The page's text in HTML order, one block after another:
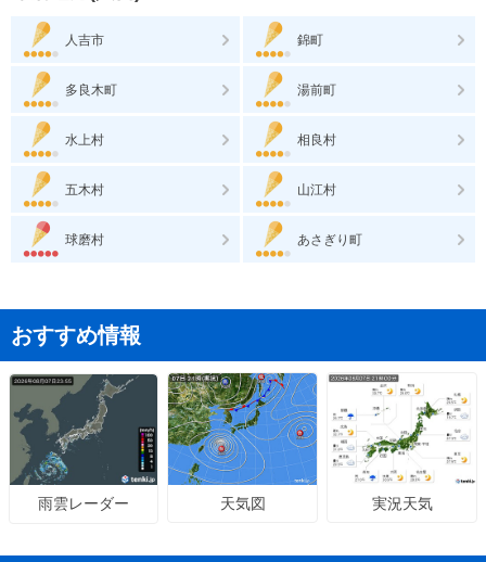
人吉市 錦町
多良木町 湯前町
水上村 相良村
五木村 山江村
球磨村 あさぎり町
おすすめ情報
雨雲レーダー 天気図 実況天気